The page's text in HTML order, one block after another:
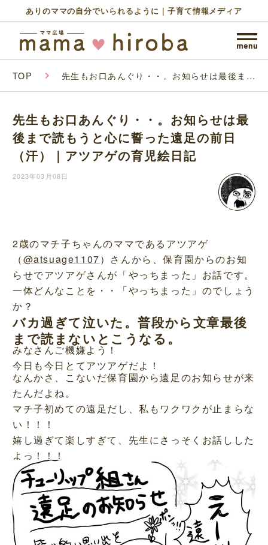
ありのママの自分でいられるように｜子育て情報メディア
TOP 先生もお口あんぐり・・。お知らせは最後まで
ゲの育児絵日記
先生もお口あんぐり・・。お知らせは最
後まで読もうと心に誓った遠足の前日
（汗）｜アツアゲの育児絵日記
2023年03月08日
2歳のマチ子ちゃんのママであるアツアゲ
（@atsuage1107）さんから、保育園からのお知
らせでアツアゲさんが「やっちまった」お話です。
一体どんなことを・・「やっちまった」のでしょう
か？
バカ過ぎて泣いた。普段から文章最後
まで読まないとこうなる。
みなさんご機嫌よう！
今日も今日とてアツアゲだよ！
なんかさ、こないだ保育園から遠足のお知らせが来
たんだよね。
マチ子初めての遠足だし、私もワクワクが止まらな
い！！！
嬉し過ぎて楽しすぎて、先生にさっそくお話しした
よっ！！！